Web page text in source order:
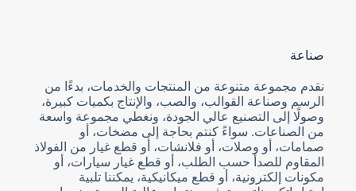
صناعة
نقدم مجموعة متنوعة من المنتجات والخدمات، بدءًا من
الرسم وصناعة القوالب، والصب، والإنتاج بكميات كبيرة،
وصولًا إلى التصنيع عالي الجودة، ونغطي مجموعة واسعة
من الصناعات. سواءً كنتم بحاجة إلى مضخات، أو
صمامات، أو وصلات، أو فلانشات، أو قطع غيار من الفولاذ
المقاوم للصدأ حسب الطلب، أو قطع غيار سيارات، أو
مكونات إلكترونية، أو قطع ميكانيكية، يمكننا تلبية